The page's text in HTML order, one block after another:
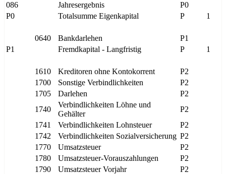
086
Jahresergebnis
P0
P0
Totalsumme Eigenkapital P 1
0640 Bankdarlehen
P1
P1
Fremdkapital - Langfristig P 1
1610 Kreditoren ohne Kontokorrent
P2
1700
Sonstige Verbindlichkeiten
P2
1705
Darlehen
P2
1740
Verbindlichkeiten Löhne und
Gehälter
P2
1741
Verbindlichkeiten Lohnsteuer
P2
1742
Verbindlichkeiten Sozialversicherung P2
1770
Umsatzsteuer
P2
1780
Umsatzsteuer-Vorauszahlungen
P2
1790
Umsatzsteuer Vorjahr P2